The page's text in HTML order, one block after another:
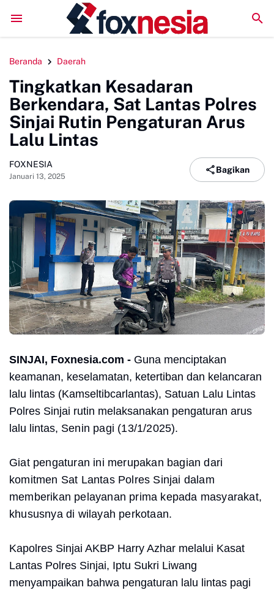
LPM Penalaran UNM Gelar Sidang Pleno, Evaluasi Kinerja
Beranda Daerah
Tingkatkan Kesadaran
Berkendara, Sat Lantas Polres
Sinjai Rutin Pengaturan Arus
Lalu Lintas
FOXNESIA
Januari 13, 2025
Bagikan
SINJAI, Foxnesia.com - Guna menciptakan
keamanan, keselamatan, ketertiban dan kelancaran
lalu lintas (Kamseltibcarlantas), Satuan Lalu Lintas
Polres Sinjai rutin melaksanakan pengaturan arus
lalu lintas, Senin pagi (13/1/2025).
Giat pengaturan ini merupakan bagian dari
komitmen Sat Lantas Polres Sinjai dalam
memberikan pelayanan prima kepada masyarakat,
khususnya di wilayah perkotaan.
Kapolres Sinjai AKBP Harry Azhar melalui Kasat
Lantas Polres Sinjai, Iptu Sukri Liwang
menyampaikan bahwa pengaturan lalu lintas pagi